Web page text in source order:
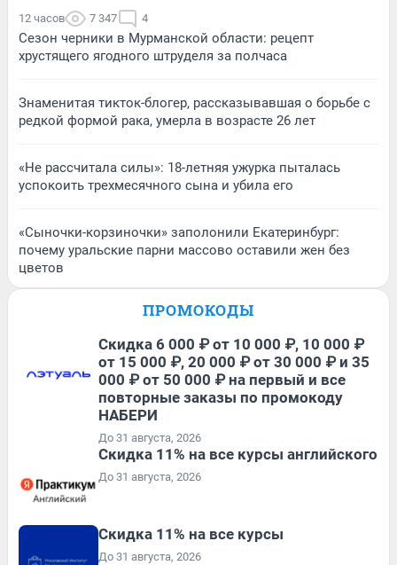
12 часов 7 347 4
Сезон черники в Мурманской области: рецепт
хрустящего ягодного штруделя за полчаса
Знаменитая тикток-блогер, рассказывавшая о борьбе с
редкой формой рака, умерла в возрасте 26 лет
«Не рассчитала силы»: 18-летняя ужурка пыталась
успокоить трехмесячного сына и убила его
«Сыночки-корзиночки» заполонили Екатеринбург:
почему уральские парни массово оставили жен без
цветов
ПРОМОКОДЫ
Скидка 6 000 ₽ от 10 000 ₽, 10 000 ₽
от 15 000 ₽, 20 000 ₽ от 30 000 ₽ и 35
000 ₽ от 50 000 ₽ на первый и все
повторные заказы по промокоду
НАБЕРИ
До 31 августа, 2026
Скидка 11% на все курсы английского
До 31 августа, 2026
Скидка 11% на все курсы
До 31 августа, 2026